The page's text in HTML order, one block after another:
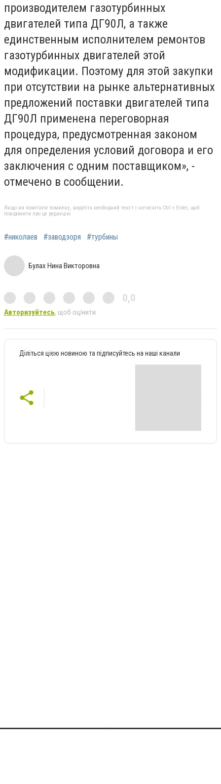
производителем газотурбинных
двигателей типа ДГ90Л, а также
единственным исполнителем ремонтов
газотурбинных двигателей этой
модификации. Поэтому для этой закупки
при отсутствии на рынке альтернативных
предложений поставки двигателей типа
ДГ90Л применена переговорная
процедура, предусмотренная законом
для определения условий договора и его
заключения с одним поставщиком», -
отмечено в сообщении.
Якщо ви помітили помилку, виділіть необхідний текст і натисніть Ctrl + Enter, щоб
повідомити про це редакцію
#николаев #заводзоря #турбины
Булах Нина Викторовна
0,0
Авторизуйтесь, щоб оцінити
Діліться цією новиною та підписуйтесь на наші канали